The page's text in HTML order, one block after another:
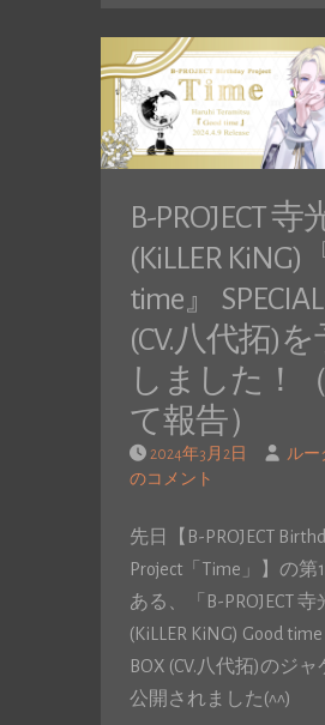
B-PROJECT 寺
(KiLLER KiNG)
time』
(CV.八代拓)
しました！
て報告）
2024年3月2日 ルー
のコメント
先日【B-PROJECT
Project「Time」】の第
ある、「B-PROJECT 寺
(KiLLER KiNG) Good time
BOX (CV.八代拓)のジ
公開されました(^^)